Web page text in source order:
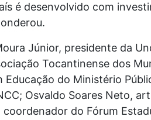
é desenvolvido com
Júnior, presidente da
Tocantinense dos
do Ministério
Osvaldo Soares Neto,
do Fórum